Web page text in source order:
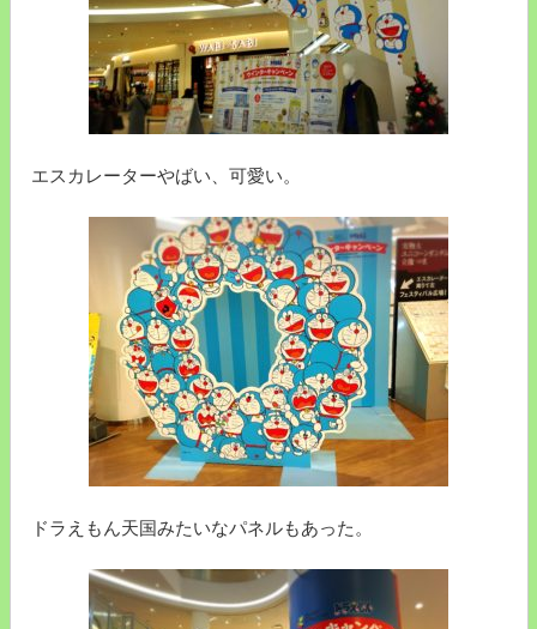
エスカレーターやばい、可愛い。
ドラえもん天国みたいなパネルもあった。